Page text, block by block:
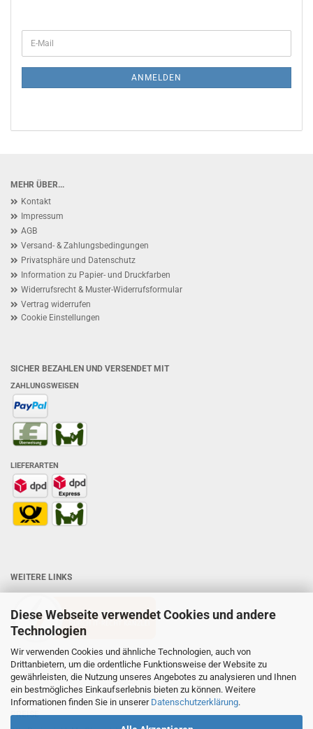
Diese Webseite verwendet Cookies und andere
Technologien
Wir verwenden Cookies und ähnliche Technologien, auch von
Drittanbietern, um die ordentliche Funktionsweise der Website zu
gewährleisten, die Nutzung unseres Angebotes zu analysieren und Ihnen
ein bestmögliches Einkaufserlebnis bieten zu können. Weitere
Informationen finden Sie in unserer Datenschutzerklärung.
ZUR
NEWSLETTER-
E-
Mail
ANMELDEN
MEHR ÜBER...
Kontakt
Impressum
AGB
Versand- & Zahlungsbedingungen
Privatsphäre und Datenschutz
Information zu Papier- und Druckfarben
Widerrufsrecht & Muster-Widerrufsformular
Vertrag widerrufen
Cookie Einstellungen
SICHER BEZAHLEN UND VERSENDET MIT
ZAHLUNGSWEISEN
LIEFERARTEN
WEITERE LINKS
PREISE